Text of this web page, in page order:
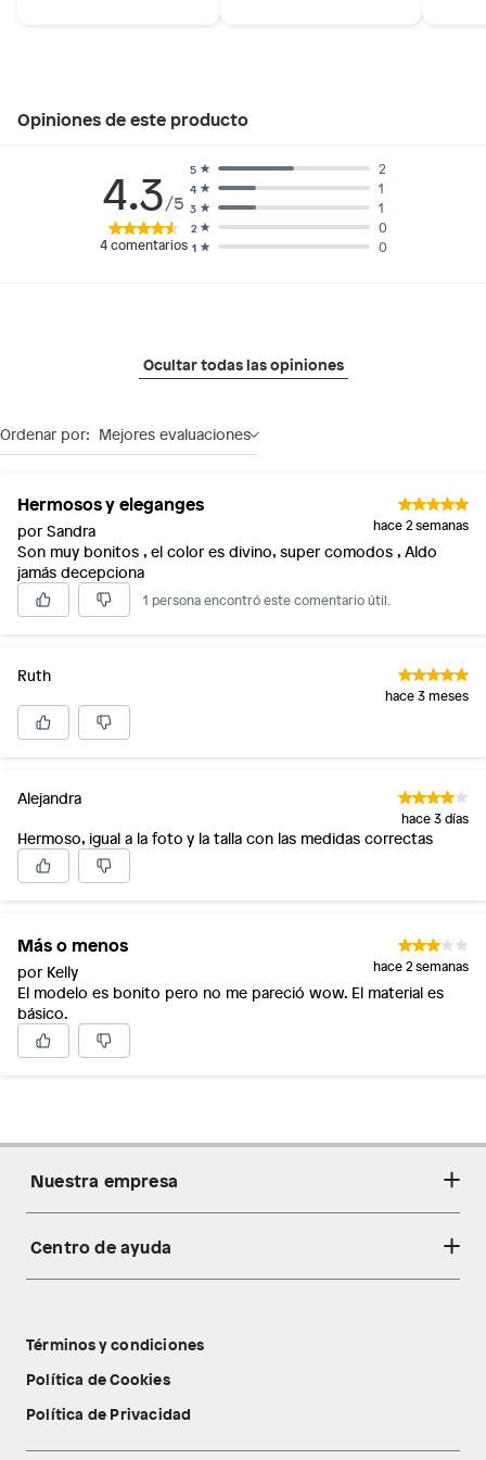
Opiniones de este producto
4.3/5
4 comentarios 1 0
2 0
3 1
4 1
5 2
Ocultar todas las opiniones
Ordenar por: Mejores evaluaciones
Hermosos y eleganges
por Sandra hace 2 semanas
Son muy bonitos , el color es divino, super comodos , Aldo
jamás decepciona
1 persona encontró este comentario útil.
Ruth
hace 3 meses
Alejandra
hace 3 días
Hermoso, igual a la foto y la talla con las medidas correctas
Más o menos
por Kelly hace 2 semanas
El modelo es bonito pero no me pareció wow. El material es
básico.
Nuestra empresa
Acerca de nosotros
Tecnología Pillow Walk
Centro de ayuda
Libro de reclamaciones
Términos y condiciones
Política de Cookies
Política de Privacidad